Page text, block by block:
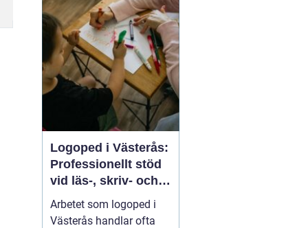
trygg och professionell
plats där de kan tala
öppet, förstå sina
reaktioner bä...
Logoped i Västerås:
Professionellt stöd
vid läs-, skriv- och
språksvårigheter
Arbetet som logoped i
Västerås handlar ofta